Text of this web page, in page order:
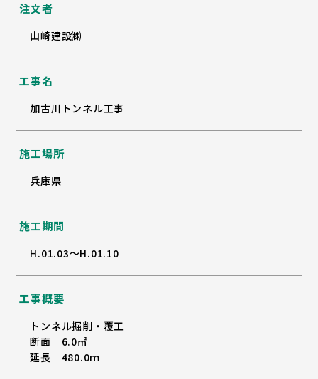
注文者
山崎建設㈱
工事名
加古川トンネル工事
施工場所
兵庫県
施工期間
H.01.03～H.01.10
工事概要
トンネル掘削・覆工
断面 6.0㎡
延長 480.0ｍ